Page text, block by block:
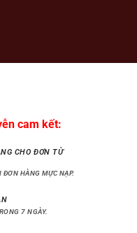
cam kết:
CHO ĐƠN TỪ
ĐƠN HÀNG MỰC NẠP.
7 NGÀY.